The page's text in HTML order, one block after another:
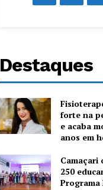
Destaques
forte na
e acaba
anos em
Camaçari
250
Programa